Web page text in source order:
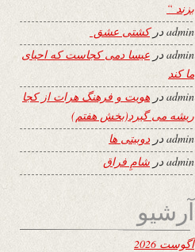
بزند “
adminدرکشتی عشق
adminدر عیسا دمی کجاست که احیای
ما کند
adminدر هویت و فرهنگ هرات از کجا
ریشه می گیرد(بخش هفتم)
adminدردوبیتی ها
admin در شامِ فراق
آرشیو
آگوست 2026